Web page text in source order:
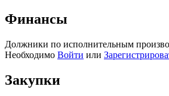
Финансы
Должники по исполнительным
Необходимо Войти или
Закупки